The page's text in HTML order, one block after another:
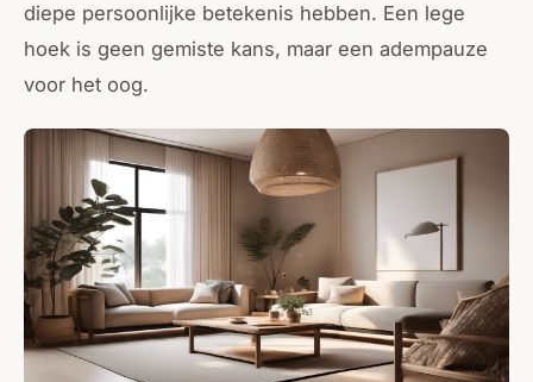
diepe persoonlijke betekenis hebben. Een lege
hoek is geen gemiste kans, maar een adempauze
voor het oog.